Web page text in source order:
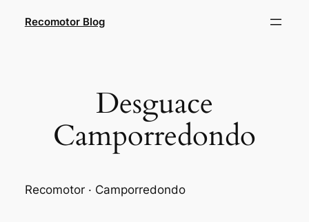
Recomotor Blog
Desguace
Camporredondo
Recomotor · Camporredondo